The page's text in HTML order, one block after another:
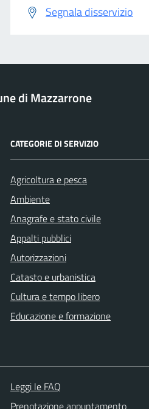
Segnala disservizio
di Mazzarrone
CATEGORIE DI SERVIZIO
Agricoltura e pesca
Ambiente
Anagrafe e stato civile
Appalti pubblici
Autorizzazioni
Catasto e urbanistica
Cultura e tempo libero
Educazione e formazione
Leggi le FAQ
Prenotazione appuntamento